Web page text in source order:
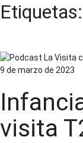
Etiquetas:
9 de marzo de 2023
visita